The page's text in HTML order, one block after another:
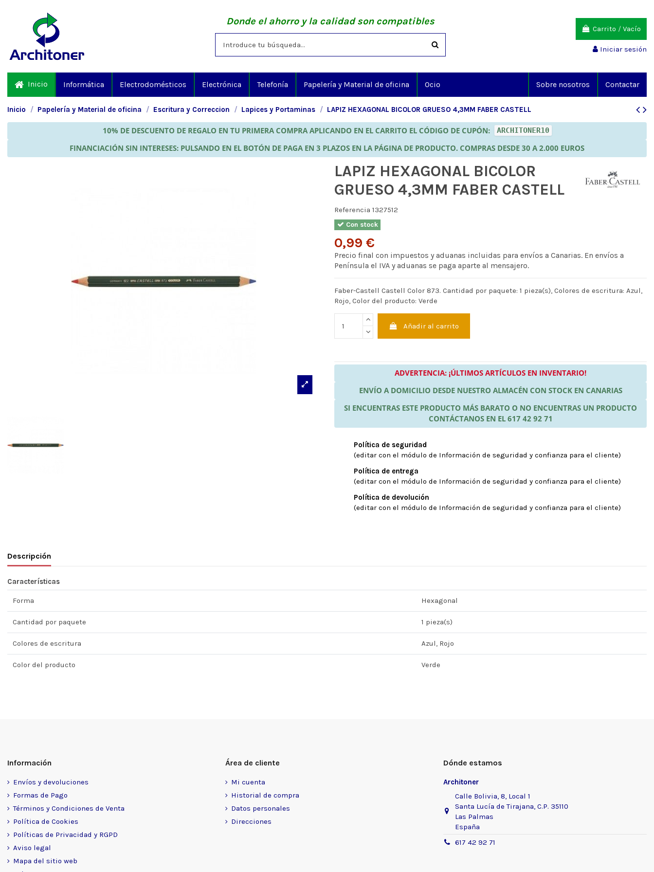
Donde el ahorro y la calidad son compatibles
Carrito / Vacío
Iniciar sesión
Inicio Informática Electrodomésticos Electrónica Telefonía Papelería y Material de oficina Ocio Contactar
Sobre nosotros
Inicio Papelería y Material de oficina Escritura y Correccion Lapices y Portaminas LAPIZ HEXAGONAL BICOLOR GRUESO 4,3MM FABER CASTELL
10% DE DESCUENTO DE REGALO EN TU PRIMERA COMPRA APLICANDO EN EL CARRITO EL CÓDIGO DE CUPÓN: ARCHITONER10
FINANCIACIÓN SIN INTERESES: PULSANDO EN EL BOTÓN DE PAGA EN 3 PLAZOS EN LA PÁGINA DE PRODUCTO. COMPRAS DESDE 30 A 2.000 EUROS
LAPIZ HEXAGONAL BICOLOR
GRUESO 4,3MM FABER CASTELL
Referencia 1327512
Con stock
0,99 €
Precio final con impuestos y aduanas incluidas para envíos a Canarias. En envíos a
Península el IVA y aduanas se paga aparte al mensajero.
Faber-Castell Castell Color 873. Cantidad por paquete: 1 pieza(s), Colores de escritura: Azul,
Rojo, Color del producto: Verde
Añadir al carrito
ADVERTENCIA: ¡ÚLTIMOS ARTÍCULOS EN INVENTARIO!
ENVÍO A DOMICILIO DESDE NUESTRO ALMACÉN CON STOCK EN CANARIAS
SI ENCUENTRAS ESTE PRODUCTO MÁS BARATO O NO ENCUENTRAS UN PRODUCTO
CONTÁCTANOS EN EL 617 42 92 71
Política de seguridad
(editar con el módulo de Información de seguridad y confianza para el cliente)
Política de entrega
(editar con el módulo de Información de seguridad y confianza para el cliente)
Política de devolución
(editar con el módulo de Información de seguridad y confianza para el cliente)
Descripción
Características
Forma Hexagonal
Cantidad por paquete 1 pieza(s)
Colores de escritura Azul, Rojo
Color del producto Verde
Información
Envíos y devoluciones
Formas de Pago
Términos y Condiciones de Venta
Política de Cookies
Políticas de Privacidad y RGPD
Aviso legal
Mapa del sitio web
Área de cliente
Mi cuenta
Historial de compra
Datos personales
Direcciones
Dónde estamos
Architoner
Calle Bolivia, 8, Local 1
Santa Lucía de Tirajana, C.P. 35110
Las Palmas
España
617 42 92 71